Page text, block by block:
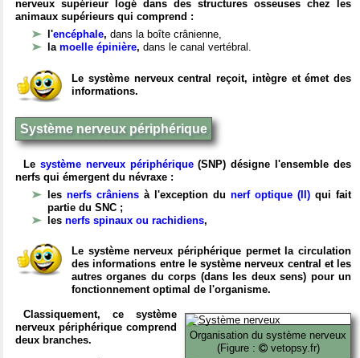
nerveux supérieur logé dans des structures osseuses chez les
animaux supérieurs qui comprend :
l'encéphale, dans la boîte crânienne,
la moelle épinière, dans le canal vertébral.
Le système nerveux central reçoit, intègre et émet des
informations.
Système nerveux périphérique
Le système nerveux périphérique(SNP) désigne l'ensemble des
nerfs qui émergent du névraxe :
les nerfs crâniens à l'exception du nerf optique (II) qui fait
partie du SNC ;
les nerfs spinaux ou rachidiens,
Le système nerveux périphérique permet la circulation
des informations entre le système nerveux central et les
autres organes du corps (dans les deux sens) pour un
fonctionnement optimal de l'organisme.
Organisation du système nerveux
(Figure :
vetopsy.fr)
Classiquement, ce système
nerveux périphérique comprend
deux branches.